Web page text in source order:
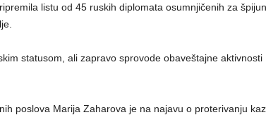
listu od 45 ruskih diplomata osumnjičenih za
statusom, ali zapravo sprovode obaveštajne aktivnosti
poslova Marija Zaharova je na najavu o proterivanju